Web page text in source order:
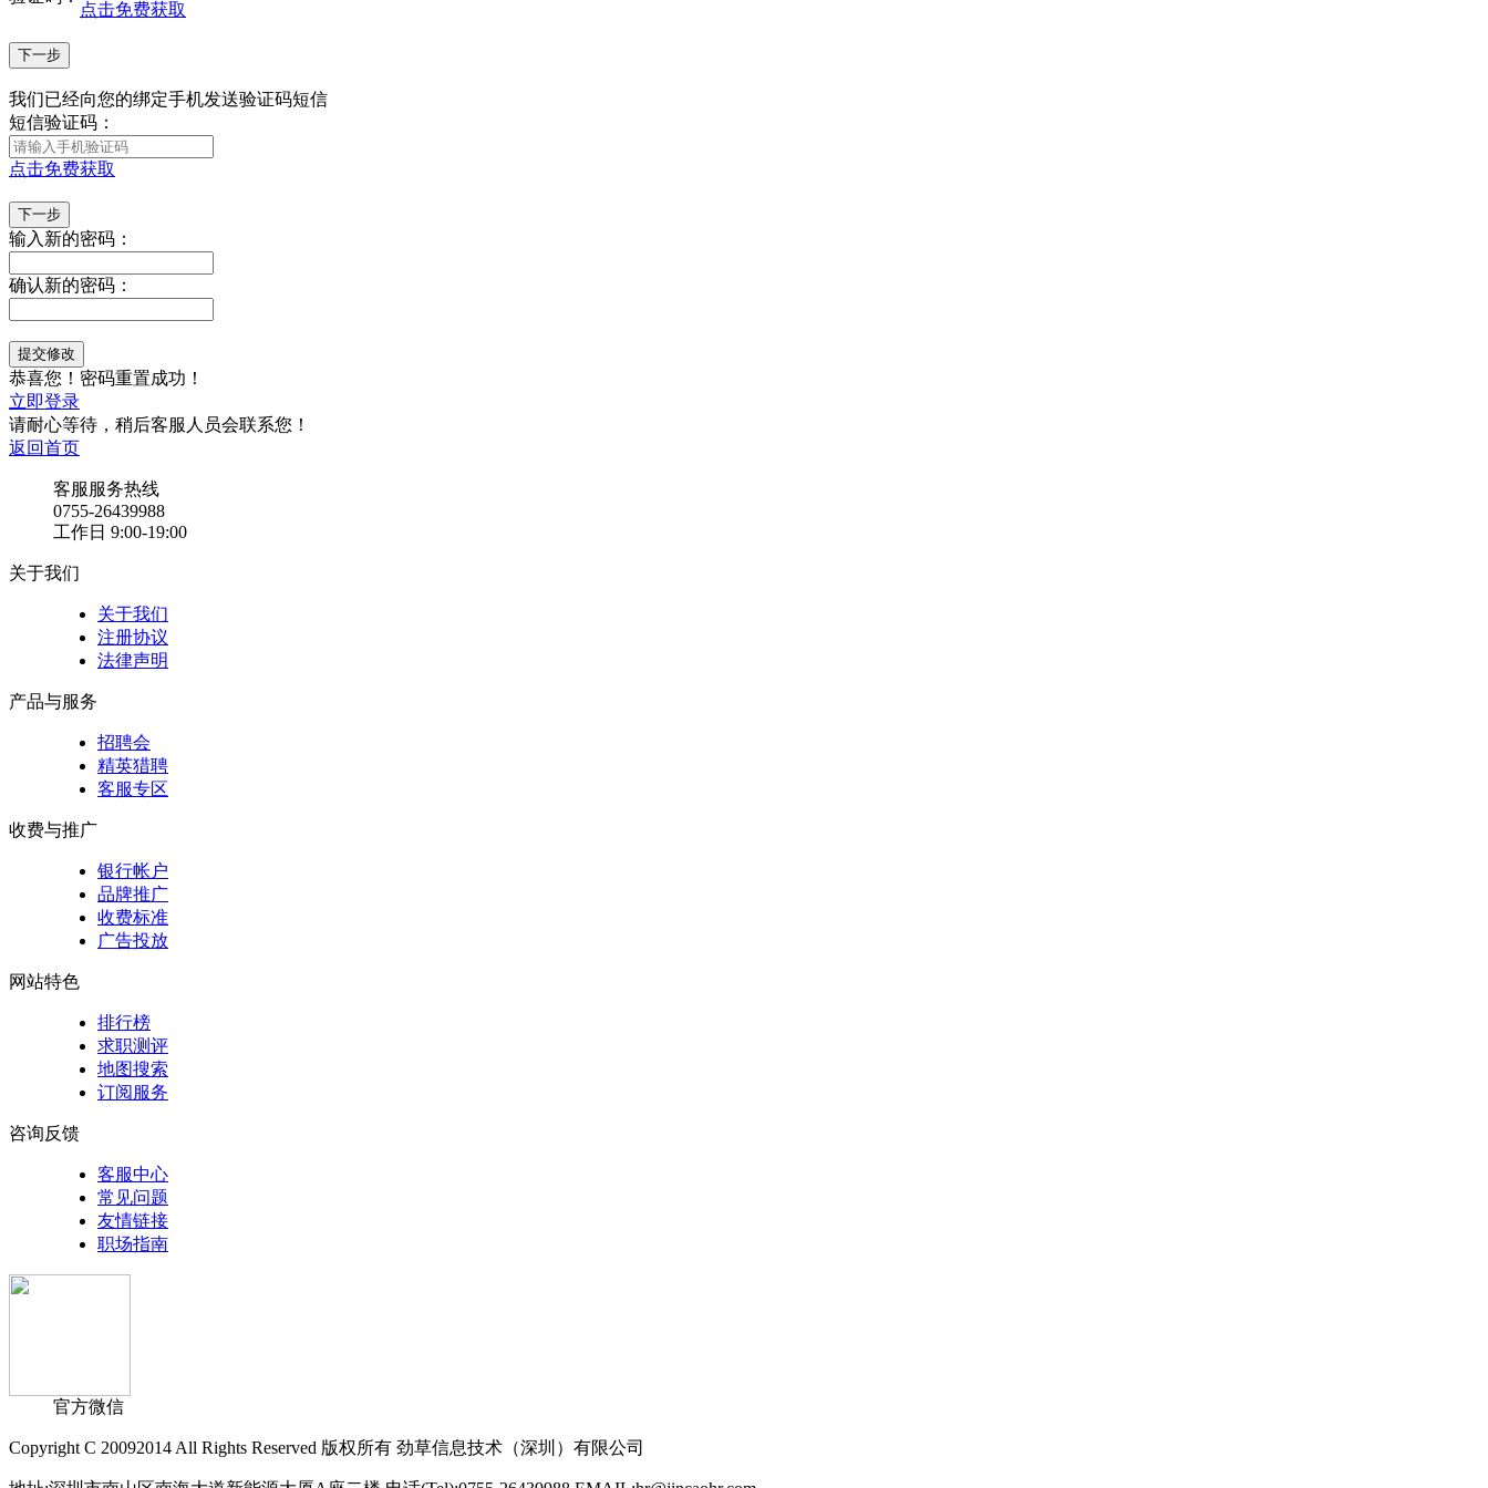
点击免费获取
我们已经向您的绑定手机发送验证码短信
短信验证码：
点击免费获取
输入新的密码：
确认新的密码：
恭喜您！密码重置成功！
立即登录
请耐心等待，稍后客服人员会联系您！
返回首页
客服服务热线
0755-26439988
工作日 9:00-19:00
关于我们
关于我们
注册协议
法律声明
产品与服务
招聘会
精英猎聘
客服专区
收费与推广
银行帐户
品牌推广
收费标准
广告投放
网站特色
排行榜
求职测评
地图搜索
订阅服务
咨询反馈
客服中心
常见问题
友情链接
职场指南
官方微信
Copyright C 20092014 All Rights Reserved 版权所有 劲草信息技术（深圳）有限公司